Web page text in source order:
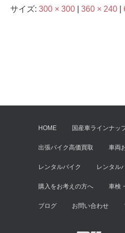
サイズ: 300 × 300 360 × 240
HOME 国産車ラインナッ
出張バイク高価買取 車両
レンタルバイク レンタル
購入をお考えの方へ 車検
ブログ お問い合わせ